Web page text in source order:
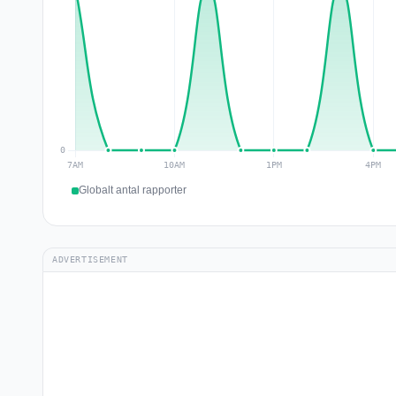
Globalt antal rapporter
ADVERTISEMENT